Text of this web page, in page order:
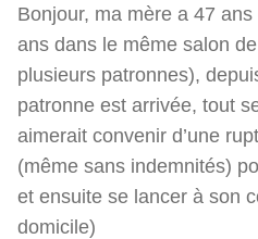
Bonjour, ma mère a 47
ans dans le même salon
plusieurs patronnes),
patronne est arrivée, tout
aimerait convenir d’une
(même sans indemnités)
et ensuite se lancer à son
domicile)